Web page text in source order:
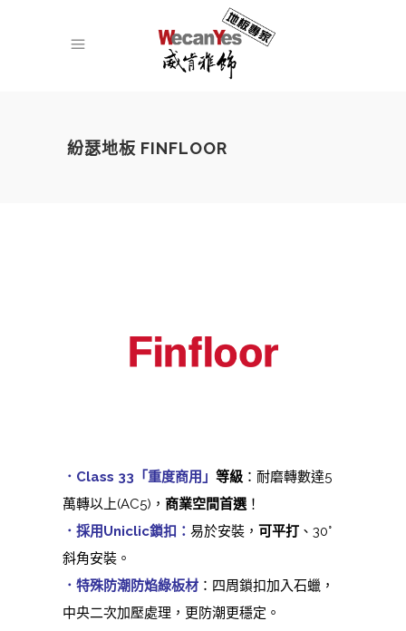
紛瑟地板 FINFLOOR
．Class 33「重度商用」 等級 ：耐磨轉數達5
萬轉以上(AC5)， 商業空間首選 ！
．採用Uniclic鎖扣： 易於安裝， 可平打 、30°
斜角安裝 。
．特殊防潮防焰綠板材 ：四周鎖扣加入石蠟，
中央二次加壓處理，更防潮更穩定。